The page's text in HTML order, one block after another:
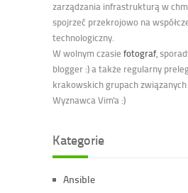
zarządzania infrastrukturą w
spojrzeć przekrojowo na
technologiczny.
W wolnym czasie fotograf,
blogger :) a także regularny
krakowskich grupach związanych
Wyznawca Vim'a :)
Kategorie
Ansible